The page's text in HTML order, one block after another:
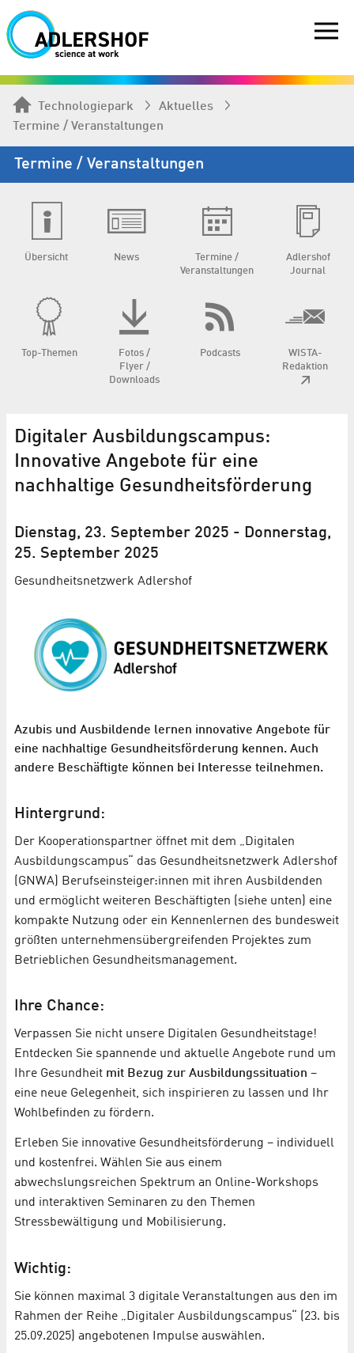
Technologiepark
Aktuelles
Termine / Veranstaltungen
Termine / Veranstaltungen
Übersicht News
Termine /
Veranstaltungen
Adlershof
Journal
Top-Themen
Fotos /
Flyer /
Downloads
Podcasts
WISTA-
Redaktion
Digitaler Ausbildungscampus:
Innovative Angebote für eine
nachhaltige Gesund­heits­förderung
Dienstag, 23. September 2025 - Donnerstag,
25. September 2025
Gesundheits­netzwerk Adlershof
Azubis und Ausbildende lernen innovative Angebote für
eine nachhaltige Gesundheitsförderung kennen. Auch
andere Beschäftigte können bei Interesse teilnehmen.
Hintergrund:
Der Kooperationspartner öffnet mit dem „Digitalen
Ausbildungscampus“ das Gesundheitsnetzwerk Adlershof
(GNWA) Berufseinsteiger:innen mit ihren Ausbildenden
und ermöglicht weiteren Beschäftigten (siehe unten) eine
kompakte Nutzung oder ein Kennenlernen des bundesweit
größten unternehmensübergreifenden Projektes zum
Betrieblichen Gesundheitsmanagement.
Ihre Chance:
Verpassen Sie nicht unsere Digitalen Gesundheitstage!
Entdecken Sie spannende und aktuelle Angebote rund um
Ihre Gesundheit mit Bezug zur Ausbildungssituation –
eine neue Gelegenheit, sich inspirieren zu lassen und Ihr
Wohlbefinden zu fördern.
Erleben Sie innovative Gesundheitsförderung – individuell
und kostenfrei. Wählen Sie aus einem
abwechslungsreichen Spektrum an Online-Workshops
und interaktiven Seminaren zu den Themen
Stressbewältigung und Mobilisierung.
Wichtig:
Sie können maximal 3 digitale Veranstaltungen aus den im
Rahmen der Reihe „Digitaler Ausbildungscampus“ (23. bis
25.09.2025) angebotenen Impulse auswählen.